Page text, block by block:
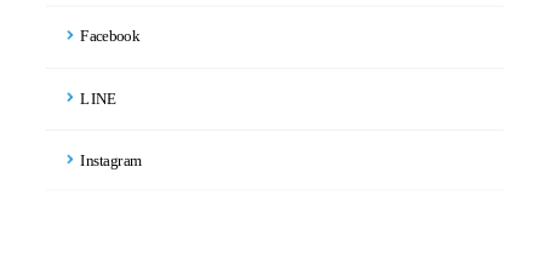
Facebook
LINE
Instagram